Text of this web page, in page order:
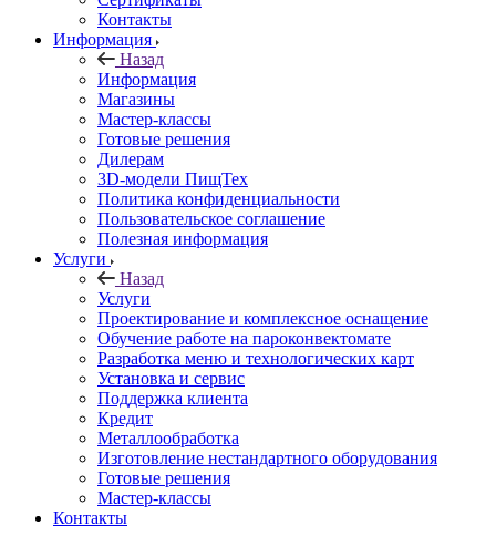
Контакты
Информация
Назад
Информация
Магазины
Мастер-классы
Готовые решения
Дилерам
3D-модели ПищТех
Политика конфиденциальности
Пользовательское соглашение
Полезная информация
Услуги
Назад
Услуги
Проектирование и комплексное оснащение
Обучение работе на пароконвектомате
Разработка меню и технологических карт
Установка и сервис
Поддержка клиента
Кредит
Металлообработка
Изготовление нестандартного оборудования
Готовые решения
Мастер-классы
Контакты